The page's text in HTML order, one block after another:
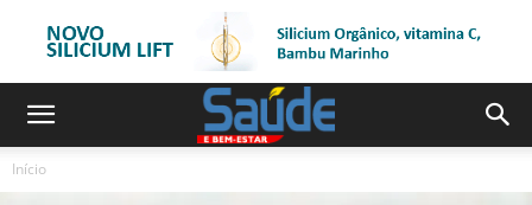
Início